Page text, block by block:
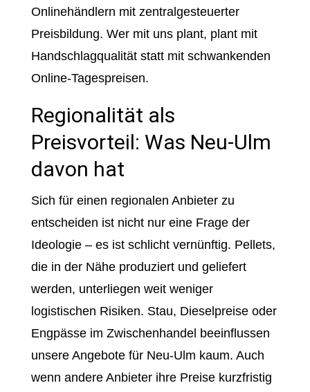
Onlinehändlern mit zentralgesteuerter
Preisbildung. Wer mit uns plant, plant mit
Handschlagqualität statt mit schwankenden
Online-Tagespreisen.
Regionalität als
Preisvorteil: Was Neu-Ulm
davon hat
Sich für einen regionalen Anbieter zu
entscheiden ist nicht nur eine Frage der
Ideologie – es ist schlicht vernünftig. Pellets,
die in der Nähe produziert und geliefert
werden, unterliegen weit weniger
logistischen Risiken. Stau, Dieselpreise oder
Engpässe im Zwischenhandel beeinflussen
unsere Angebote für Neu-Ulm kaum. Auch
wenn andere Anbieter ihre Preise kurzfristig